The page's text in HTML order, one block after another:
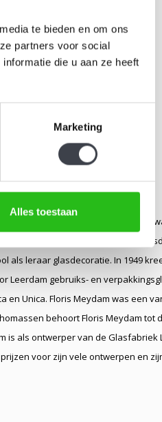
te bieden en om ons
partners voor social
die u aan ze heeft
Marketing
Alles toestaan
van de Glasfabriek Leerdam,
te Utrecht. Na in 1943 leerling
als leraar glasdecoratie. In 1949
Leerdam gebruiks- en
Unica. Floris Meydam was een
behoort Floris Meydam tot
is als ontwerper van de Glasfabriek
voor zijn vele ontwerpen en